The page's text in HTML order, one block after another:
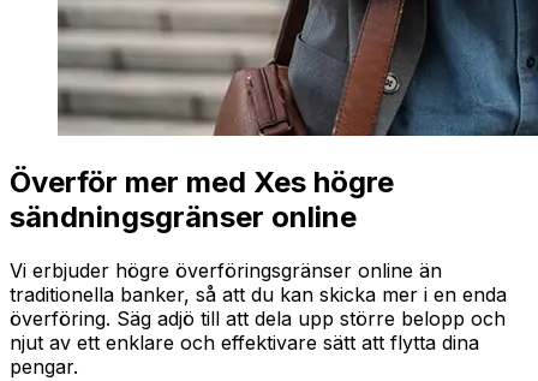
Överför mer med Xes högre
sändningsgränser online
Vi erbjuder högre överföringsgränser online än
traditionella banker, så att du kan skicka mer i en enda
överföring. Säg adjö till att dela upp större belopp och
njut av ett enklare och effektivare sätt att flytta dina
pengar.